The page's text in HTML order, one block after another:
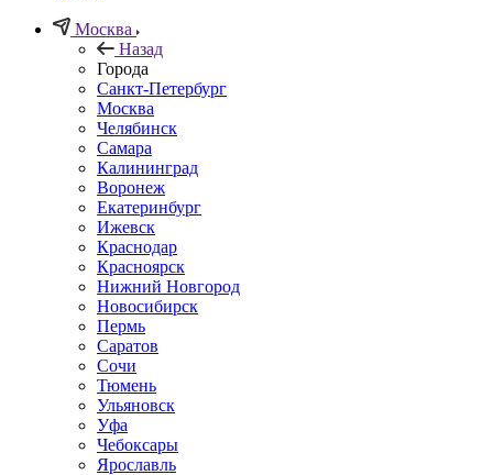
Москва
Назад
Города
Санкт-Петербург
Москва
Челябинск
Самара
Калининград
Воронеж
Екатеринбург
Ижевск
Краснодар
Красноярск
Нижний Новгород
Новосибирск
Пермь
Саратов
Сочи
Тюмень
Ульяновск
Уфа
Чебоксары
Ярославль